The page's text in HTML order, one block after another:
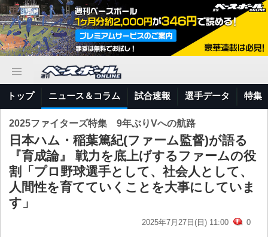
トップ ニュース＆コラム 試合速報 選手データ 特集
2025ファイターズ特集 9年ぶりVへの航路
日本ハム・稲葉篤紀(ファーム監督)が語る
『育成論』 戦力を底上げするファームの役
割「プロ野球選手として、社会人として、
人間性を育てていくことを大事にしていま
す」
2025年7月27日(日) 11:00 0